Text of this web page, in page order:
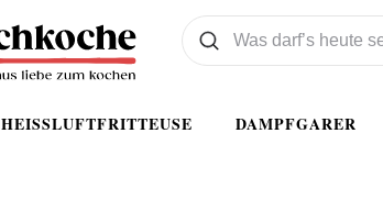
HEISSLUFTFRITTEUSE DAMPFGARER
Was wollen Sie suchen
Suchen